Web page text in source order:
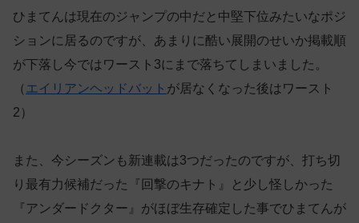
ひまてんは現在のジャンプの中だと中堅下位みたいなポジ
ションに居るのですが、あまりに酷い展開のせいか掲載順
が下落し今ではワースト3にまで落ちてしまいました。
（ エイリアンヘッドバット が居なくなった後はワースト
2）
また、今シーズンも新連載は3つだったのですが、打ち切
り最有力候補だった『回撃のキナト』と少し怪しかった
『アンダードクター』がほぼ生存確定した事でひまてんが